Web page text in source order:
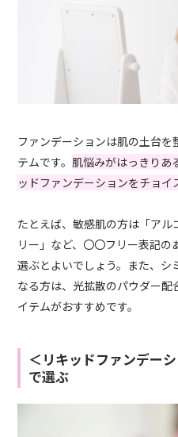
ファンデーションは肌の土台
テムです。 肌悩みがはっきりあ
ッドファンデーションをチョイ
たとえば、敏感肌の方は「ア
リー」など、〇〇フリー表記
選ぶとよいでしょう。また、シ
なる方は、光拡散のパウダー
イテムがおすすめです。
＜リキッドファンデー
で選ぶ